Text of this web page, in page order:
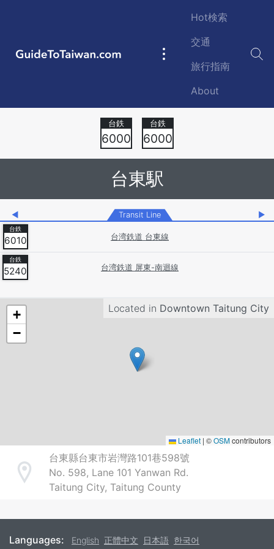
GuideToTaiwan.com
Main
Hot検索
交通
旅行指南
About
6000 6000
台東駅
◀ Transit Line ▶
6010 台湾鉄道 台東線
5240 台湾鉄道 屏東-南迴線
Located in Downtown Taitung City
+
−
Leaflet | ©OSMcontributors
Address
台東縣台東市岩灣路101巷598號
No. 598, Lane 101 Yanwan Rd.
Taitung City, Taitung County
Languages: English 正體中文 日本語 한국어